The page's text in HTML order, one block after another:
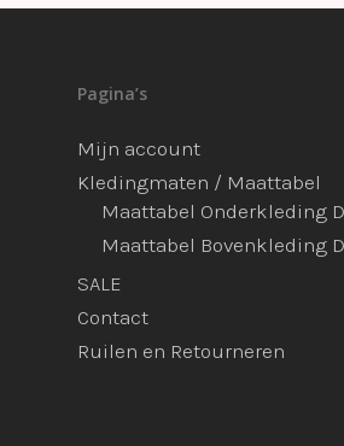
Pagina’s
Mijn account
Kledingmaten / Maattabel
Maattabel Onderkleding
Maattabel Bovenkleding
SALE
Contact
Ruilen en Retourneren